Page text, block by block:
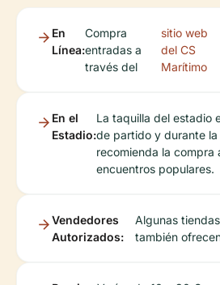
En
Línea:
Compra
entradas a
través del
sitio web
del CS
Marítimo
En el
Estadio:
La taquilla del estadio
de partido y durante la
recomienda la compra
encuentros populares.
Vendedores
Autorizados:
Algunas
también